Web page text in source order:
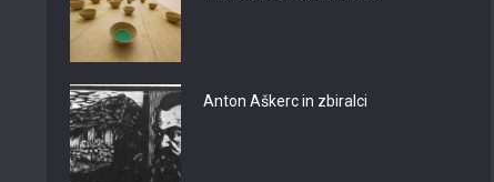
Anton Aškerc in zbiralci